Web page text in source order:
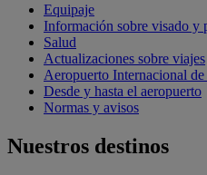
Equipaje
Información sobre visado y
Salud
Actualizaciones sobre viajes
Aeropuerto Internacional
Desde y hasta el aeropuerto
Normas y avisos
Nuestros destinos